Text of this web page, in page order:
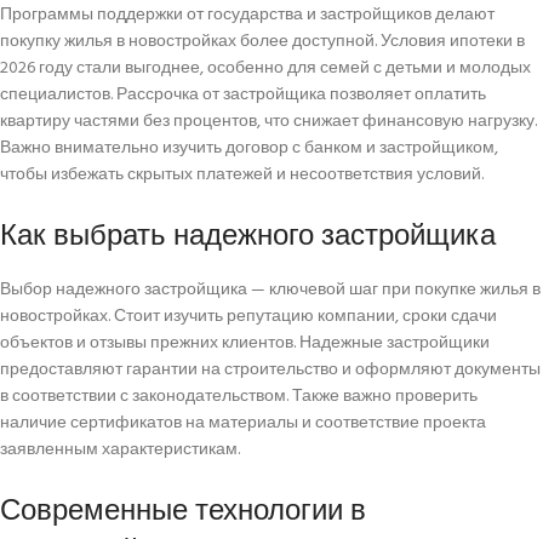
Программы поддержки от государства и застройщиков делают
покупку жилья в новостройках более доступной. Условия ипотеки в
2026 году стали выгоднее, особенно для семей с детьми и молодых
специалистов. Рассрочка от застройщика позволяет оплатить
квартиру частями без процентов, что снижает финансовую нагрузку.
Важно внимательно изучить договор с банком и застройщиком,
чтобы избежать скрытых платежей и несоответствия условий.
Как выбрать надежного застройщика
Выбор надежного застройщика — ключевой шаг при покупке жилья в
новостройках. Стоит изучить репутацию компании, сроки сдачи
объектов и отзывы прежних клиентов. Надежные застройщики
предоставляют гарантии на строительство и оформляют документы
в соответствии с законодательством. Также важно проверить
наличие сертификатов на материалы и соответствие проекта
заявленным характеристикам.
Современные технологии в